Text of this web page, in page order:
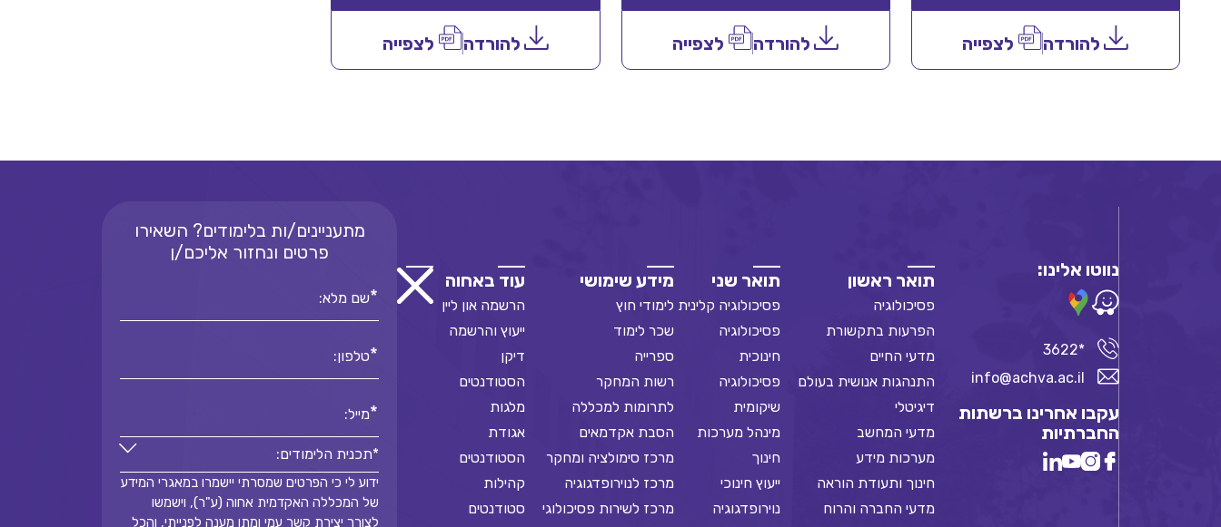
להורדה לצפייה להורדה לצפייה להורדה לצפייה
נווטו אלינו:
*3622
info@achva.ac.il
עקבו אחרינו ברשתות
החברתיות
תואר ראשון
פסיכולוגיה
הפרעות בתקשורת
מדעי החיים
התנהגות אנושית בעולם
דיגיטלי
מדעי המחשב
מערכות מידע
חינוך ותעודת הוראה
מדעי החברה והרוח
תואר שני
פסיכולוגיה קלינית
פסיכולוגיה
חינוכית
פסיכולוגיה
שיקומית
מינהל מערכות
חינוך
ייעוץ חינוכי
נוירופדגוגיה
מידע שימושי
לימודי חוץ
שכר לימוד
ספרייה
רשות המחקר
לתרומות למכללה
הסבת אקדמאים
מרכז סימולציה ומחקר
מרכז לנוירופדגוגיה
מרכז לשירות פסיכולוגי
עוד באחוה
הרשמה און ליין
ייעוץ והרשמה
דיקן
הסטודנטים
מלגות
אגודת
הסטודנטים
קהילות
סטודנטים
מתעניינים/ות בלימודים? השאירו
פרטים ונחזור אליכם/ן
שם מלא:*
טלפון:*
מייל:*
*תכנית הלימודים:
*
*תכנית הלימודים:
ידוע לי כי הפרטים שמסרתי יישמרו במאגרי המידע
של המכללה האקדמית אחוה (ע"ר), וישמשו
לצורך יצירת קשר עמי ומתן מענה לפנייתי, והכל